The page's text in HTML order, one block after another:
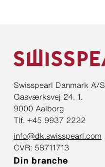
Swisspearl Danmark A/S
Gasværksvej 24, 1.
9000 Aalborg
Tlf. +45 9937 2222
info@dk.swisspearl.com
CVR: 58711713
Din branche